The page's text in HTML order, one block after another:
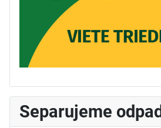
Separujeme odpad